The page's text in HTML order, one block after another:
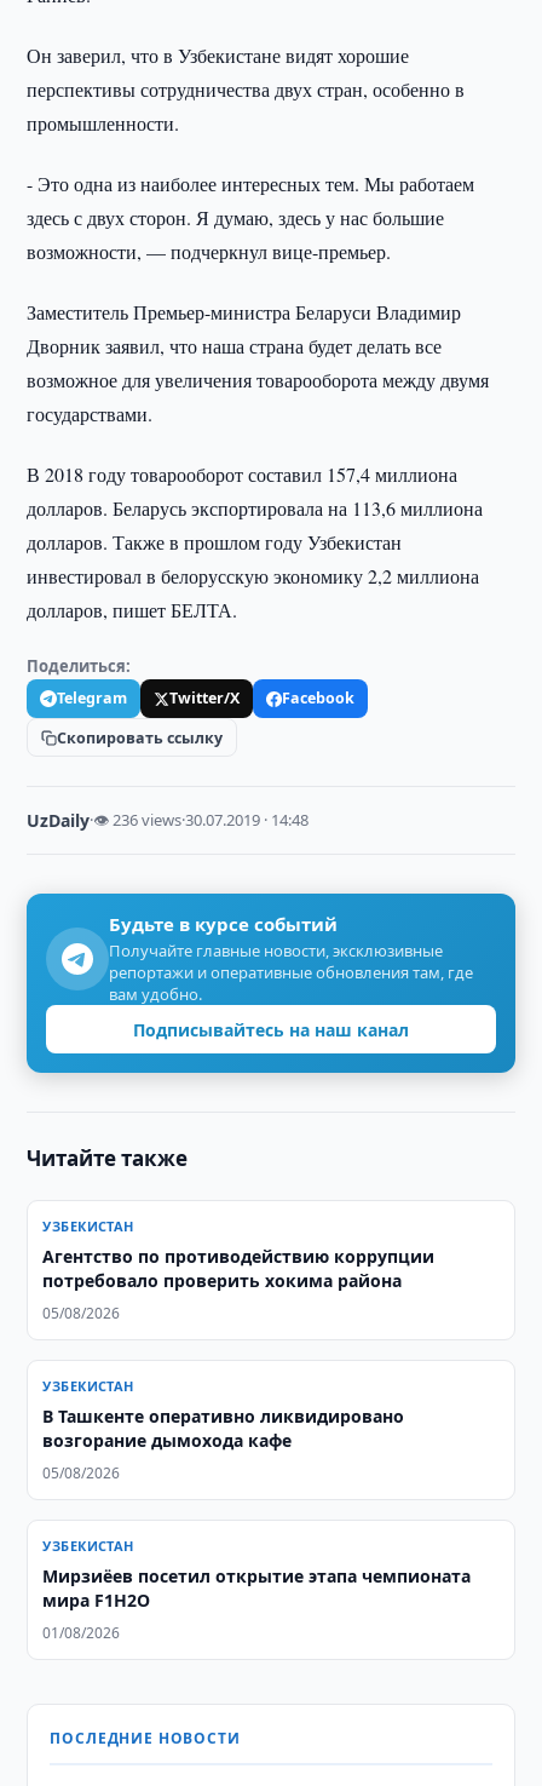
Он заверил, что в Узбекистане видят хорошие
перспективы сотрудничества двух стран, особенно в
промышленности.
- Это одна из наиболее интересных тем. Мы работаем
здесь с двух сторон. Я думаю, здесь у нас большие
возможности, — подчеркнул вице-премьер.
Заместитель Премьер-министра Беларуси Владимир
Дворник заявил, что наша страна будет делать все
возможное для увеличения товарооборота между двумя
государствами.
В 2018 году товарооборот составил 157,4 миллиона
долларов. Беларусь экспортировала на 113,6 миллиона
долларов. Также в прошлом году Узбекистан
инвестировал в белорусскую экономику 2,2 миллиона
долларов, пишет БЕЛТА.
Поделиться:
Telegram Twitter/X
Facebook
Скопировать ссылку
UzDaily·👁 236 views·30.07.2019 · 14:48
Будьте в курсе событий
Получайте главные новости, эксклюзивные
репортажи и оперативные обновления там, где
вам удобно.
Подписывайтесь на наш канал
Читайте также
УЗБЕКИСТАН
Агентство по противодействию коррупции
потребовало проверить хокима района
05/08/2026
УЗБЕКИСТАН
В Ташкенте оперативно ликвидировано
возгорание дымохода кафе
05/08/2026
УЗБЕКИСТАН
Мирзиёев посетил открытие этапа чемпионата
мира F1H2O
01/08/2026
ПОСЛЕДНИЕ НОВОСТИ